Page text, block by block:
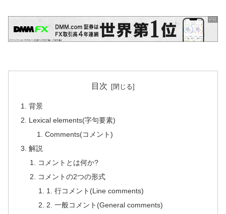
目次
背景
Lexical elements(字句要素)
Comments(コメント)
解説
コメントとは何か?
コメントの2つの形式
1. 行コメント(Line comments)
2. 一般コメント(General comments)